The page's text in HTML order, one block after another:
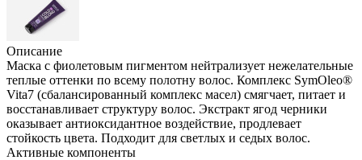
Описание
Маска с фиолетовым пигментом нейтрализует нежелательные
теплые оттенки по всему полотну волос. Комплекс SymOleo®
Vita7 (сбалансированный комплекс масел) смягчает, питает и
восстанавливает структуру волос. Экстракт ягод черники
оказывает антиоксидантное воздействие, продлевает
стойкость цвета. Подходит для светлых и седых волос.
Активные компоненты